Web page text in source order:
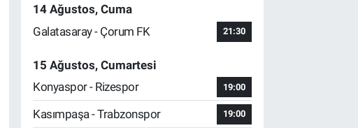
14 Ağustos, Cuma
Galatasaray - Çorum FK
21:30
15 Ağustos, Cumartesi
Konyaspor - Rizespor
19:00
Kasımpaşa - Trabzonspor 19:00